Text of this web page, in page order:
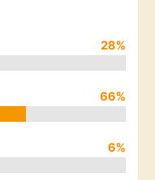
28%
66%
6%